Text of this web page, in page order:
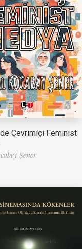
Çevrimiçi Feminist
Şener